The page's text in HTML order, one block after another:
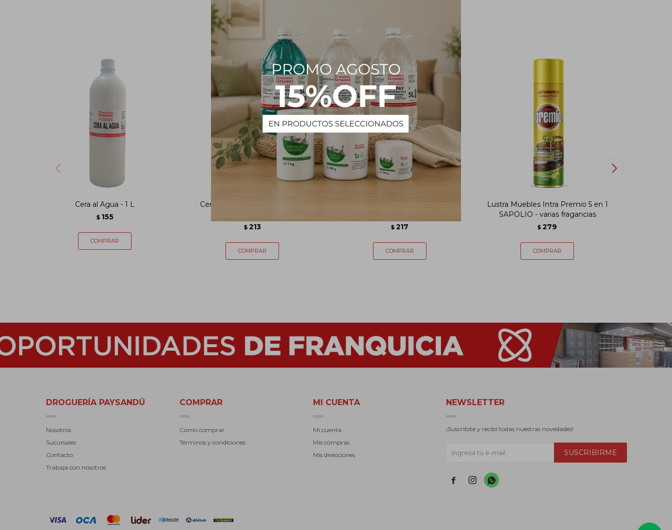
PRODUCTOS QUE TE PUEDEN INTERESAR
Cera al Agua - 1 L
$ 155
Cera al agua negra perfumada
$ 213 $ 217
Lustra Muebles Intra Premio 5 en 1
SAPOLIO - varias fragancias
$ 279
DROGUERÍA PAYSANDÚ
Nosotros
Sucursales
Contacto
Trabaja con nosotros
COMPRAR
Como comprar
Términos y condiciones
MI CUENTA
Mi cuenta
Mis compras
Mis direcciones
NEWSLETTER
¡Suscribite y recibí todas nuestras novedades!
SUSCRIBIRME
  